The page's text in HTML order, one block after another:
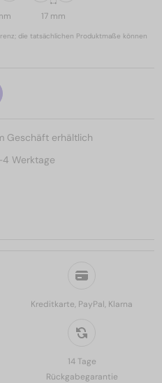
Kreditkarte, PayPal, Klarna
14 Tage
Rückgabegarantie
17 mm
die tatsächlichen Produktmaße können
Geschäft erhältlich
Werktage